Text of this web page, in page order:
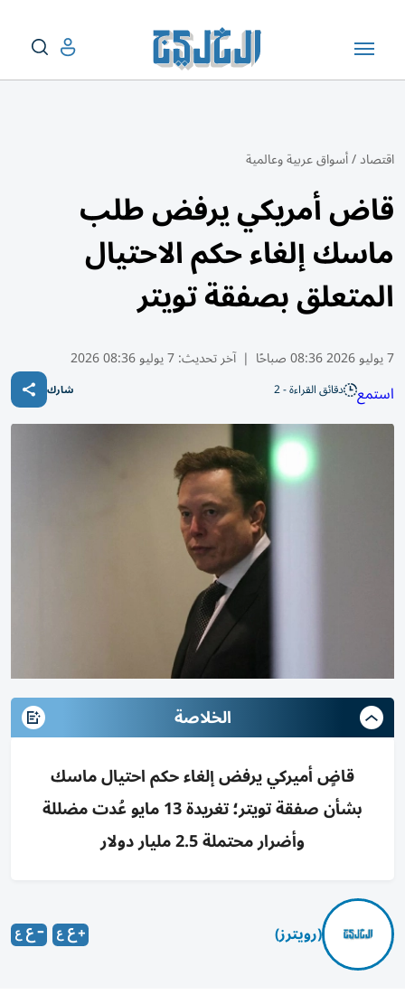
اقتصاد/أسواق عربية وعالمية
قاض أمريكي يرفض طلب
ماسك إلغاء حكم الاحتيال
المتعلق بصفقة تويتر
7 يوليو 2026 08:36 صباحًا | آخر تحديث:7 يوليو 08:36 2026
استمع دقائق القراءة - 2 شارك
الخلاصة
قاضٍ أميركي يرفض إلغاء حكم احتيال ماسك
بشأن صفقة تويتر؛ تغريدة 13 مايو عُدت مضللة
وأضرار محتملة 2.5 مليار دولار
(رويترز)